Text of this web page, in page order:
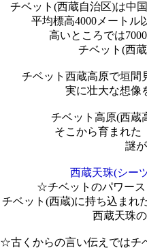
チベット(西蔵自治区)は中
平均標高4000メートル
高いところでは
チベット(西
チベット西蔵高原で垣間
実に壮大な想像
チベット高原(西蔵
そこから育まれた
謎
西蔵天珠(シー
☆チベットのパワース
チベット(西蔵)に持ち込まれ
西蔵天珠
☆古くからの言い伝えではチ